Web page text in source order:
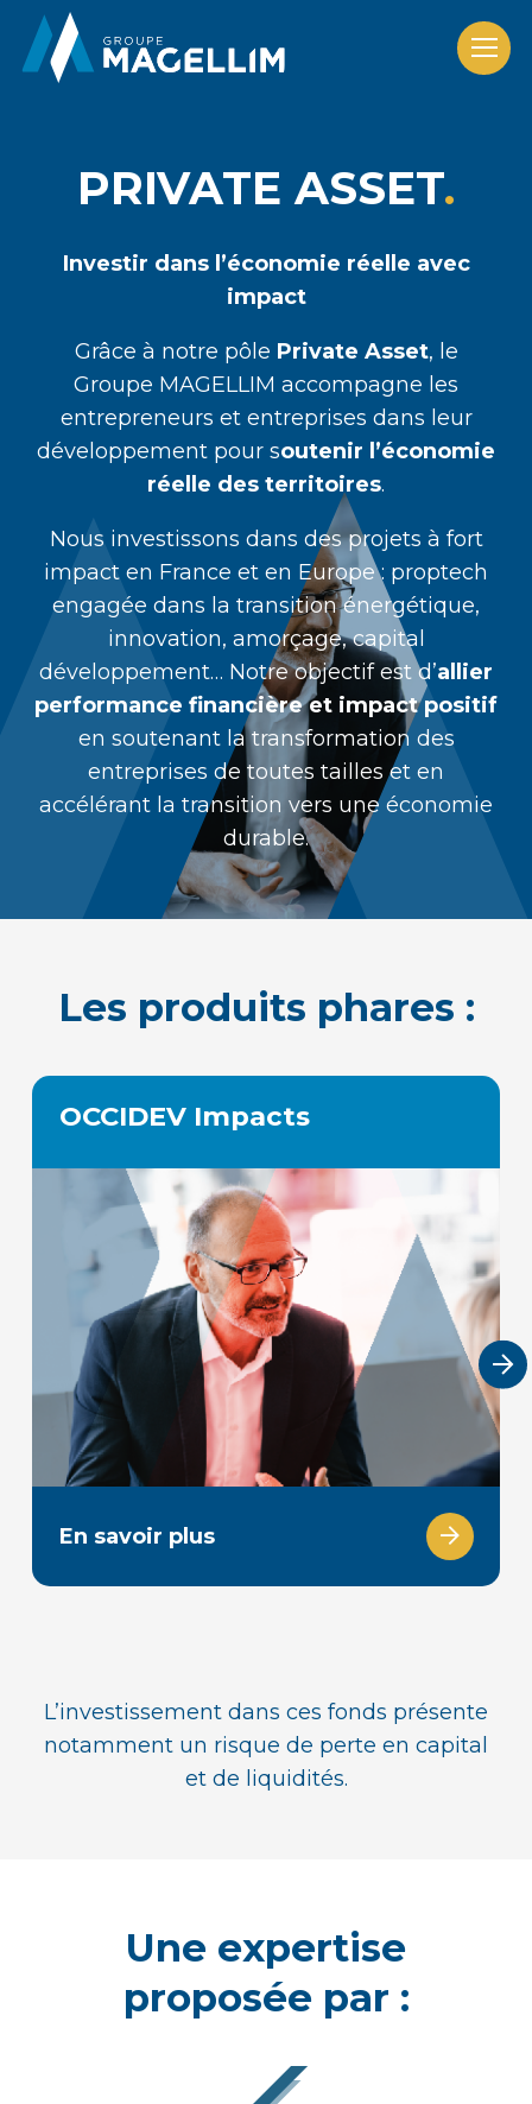
PRIVATE ASSET
Investir dans l’économie réelle avec
impact
Grâce à notre pôle Private Asset, le
Groupe MAGELLIM accompagne les
entrepreneurs et entreprises dans leur
développement pour soutenir l’économie
réelle des territoires.
Nous investissons dans des projets à fort
impact en France et en Europe : proptech
engagée dans la transition énergétique,
innovation, amorçage, capital
développement… Notre objectif est d’allier
performance financière et impact positif
en soutenant la transformation des
entreprises de toutes tailles et en
accélérant la transition vers une économie
durable.
Les produits phares :
OCCIDEV Impacts
En savoir plus
L’investissement dans ces fonds présente
notamment un risque de perte en capital
et de liquidités.
Une expertise
proposée par :